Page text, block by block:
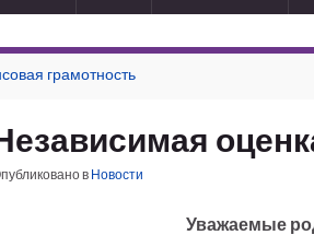
грамотность
в Новости
Уважаемые